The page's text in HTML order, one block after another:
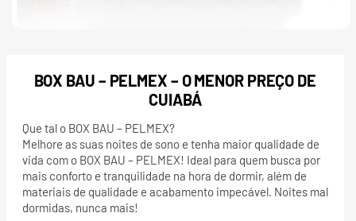
BOX BAU – PELMEX – O MENOR PREÇO DE
CUIABÁ
Que tal o BOX BAU – PELMEX?
Melhore as suas noites de sono e tenha maior qualidade de
vida com o BOX BAU – PELMEX! Ideal para quem busca por
mais conforto e tranquilidade na hora de dormir, além de
materiais de qualidade e acabamento impecável. Noites mal
dormidas, nunca mais!